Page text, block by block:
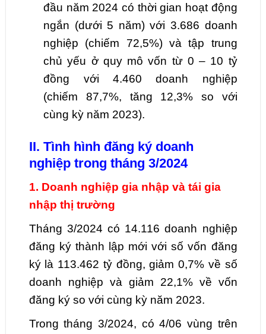
đầu năm 2024 có thời gian hoạt động
ngắn (dưới 5 năm) với 3.686 doanh
nghiệp (chiếm 72,5%) và tập trung
chủ yếu ở quy mô vốn từ 0 – 10 tỷ
đồng với 4.460 doanh nghiệp
(chiếm 87,7%, tăng 12,3% so với
cùng kỳ năm 2023).
II. Tình hình đăng ký doanh
nghiệp trong tháng 3/2024
1. Doanh nghiệp gia nhập và tái gia
nhập thị trường
Tháng 3/2024 có 14.116 doanh nghiệp
đăng ký thành lập mới với số vốn đăng
ký là 113.462 tỷ đồng,giảm 0,7% về số
doanh nghiệp và giảm 22,1% về vốn
đăng ký so với cùng kỳ năm 2023.
Trong tháng 3/2024, có4/06 vùng trên